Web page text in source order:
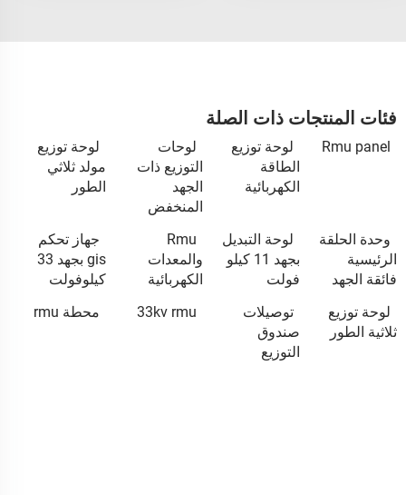
فئات المنتجات ذات الصلة
Rmu panel
لوحة توزيع
الطاقة
الكهربائية
لوحات
التوزيع ذات
الجهد
المنخفض
لوحة توزيع
مولد ثلاثي
الطور
وحدة الحلقة
الرئيسية
فائقة الجهد
لوحة التبديل
بجهد 11 كيلو
فولت
Rmu
والمعدات
الكهربائية
جهاز تحكم
gis بجهد 33
كيلوفولت
لوحة توزيع
ثلاثية الطور
توصيلات
صندوق
التوزيع
33kv rmu محطة rmu